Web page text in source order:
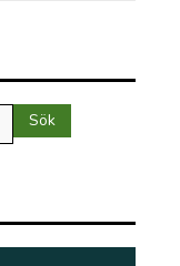
Sök
efter:
Sök